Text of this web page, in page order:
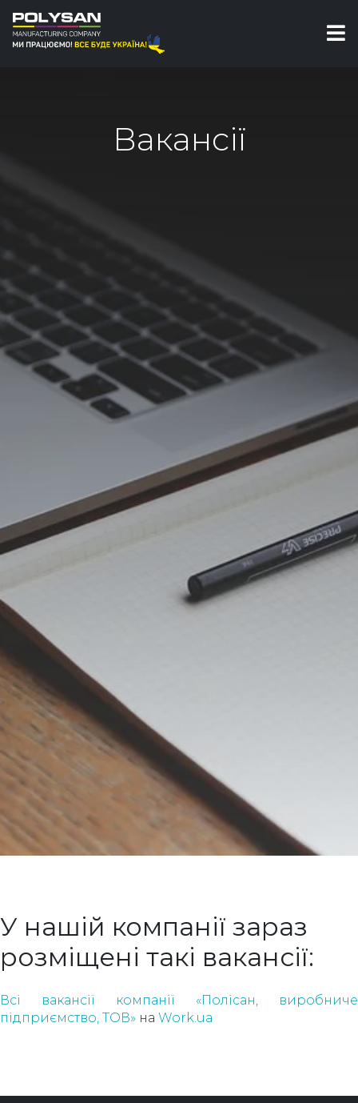
Вакансії
У нашій компанії зараз
розміщені такі вакансії:
Всі вакансії компанії «Полісан, виробниче
підприємство, ТОВ» на Work.ua